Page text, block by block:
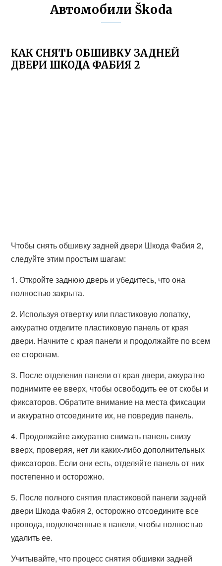
Автомобили Škoda
КАК СНЯТЬ ОБШИВКУ ЗАДНЕЙ
ДВЕРИ ШКОДА ФАБИЯ 2
Чтобы снять обшивку задней двери Шкода Фабия 2,
следуйте этим простым шагам:
1. Откройте заднюю дверь и убедитесь, что она
полностью закрыта.
2. Используя отвертку или пластиковую лопатку,
аккуратно отделите пластиковую панель от края
двери. Начните с края панели и продолжайте по всем
ее сторонам.
3. После отделения панели от края двери, аккуратно
поднимите ее вверх, чтобы освободить ее от скобы и
фиксаторов. Обратите внимание на места фиксации
и аккуратно отсоедините их, не повредив панель.
4. Продолжайте аккуратно снимать панель снизу
вверх, проверяя, нет ли каких-либо дополнительных
фиксаторов. Если они есть, отделяйте панель от них
постепенно и осторожно.
5. После полного снятия пластиковой панели задней
двери Шкода Фабия 2, осторожно отсоедините все
провода, подключенные к панели, чтобы полностью
удалить ее.
Учитывайте, что процесс снятия обшивки задней